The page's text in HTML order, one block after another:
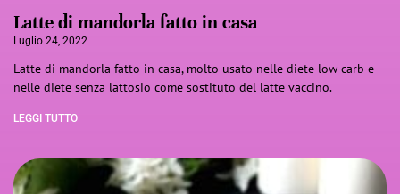
Latte di mandorla fatto in casa
Luglio 24, 2022
Latte di mandorla fatto in casa, molto usato nelle diete low carb e
nelle diete senza lattosio come sostituto del latte vaccino.
LEGGI TUTTO